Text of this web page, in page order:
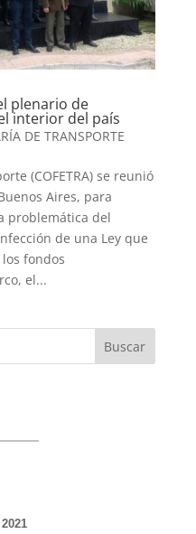
plenario de
interior del país
DE TRANSPORTE
(COFETRA) se reunió
Aires, para
problemática del
de una Ley que
fondos
el...